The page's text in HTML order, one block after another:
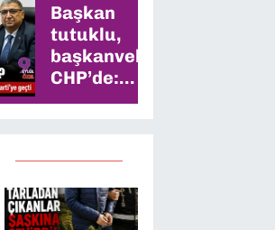
Başkan
tutuklu,
başkanvekili
CHP’de:
Meclis